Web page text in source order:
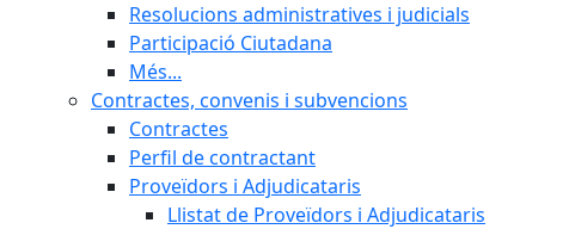
Resolucions administratives i judicials
Participació Ciutadana
Més...
Contractes, convenis i subvencions
Contractes
Perfil de contractant
Proveïdors i Adjudicataris
Llistat de Proveïdors i Adjudicataris